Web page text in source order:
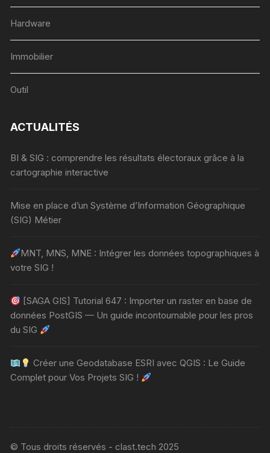
Hardware
Immobilier
Outil
ACTUALITÉS
BI & SIG : comprendre les résultats électoraux grâce à la
cartographie interactive
Mise en place d’un Système d’Information Géographique
(SIG) Métier
MNT, MNS, MNE : Intégrer les données topographiques à
votre SIG !
[SAGA GIS] Tutorial 647 : Importer un raster en base de
données PostGIS — Un guide incontournable pour les pros
du SIG
Créer une Geodatabase ESRI avec QGIS : Le Guide
Complet pour Vos Projets SIG !
© Tous droits réservés - clast.tech 2025